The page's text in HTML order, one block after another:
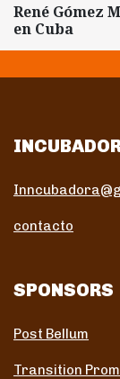
René Gómez
en Cuba
contacto
SPONSORS
Post Bellum
Transition